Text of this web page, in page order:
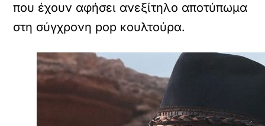
που έχουν αφήσει ανεξίτηλο αποτύπωμα
στη σύγχρονη pop κουλτούρα.